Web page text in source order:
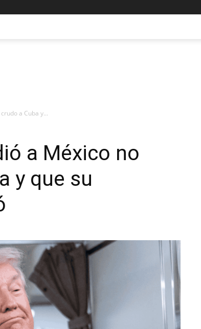
a Cuba y...
a México no
y que su